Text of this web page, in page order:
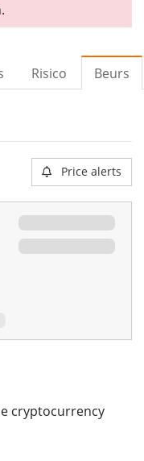
Risico Beurs
Price alerts
cryptocurrency